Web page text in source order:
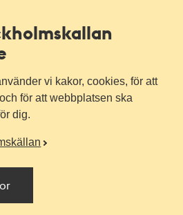
vi kakor, cookies, för att
för att webbplatsen ska
dig.